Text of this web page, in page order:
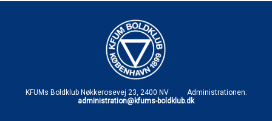
KFUMs Boldklub Nøkkerosevej 23, 2400 NV Administrationen:
administration@kfums-boldklub.dk